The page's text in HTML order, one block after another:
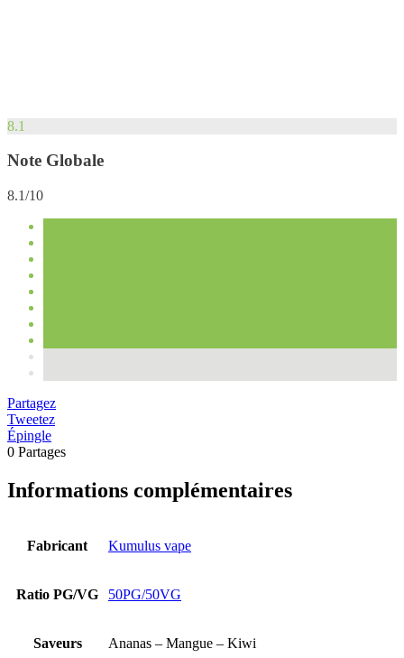
8.1
Note Globale
8.1/10
Partagez
Tweetez
Épingle
0 Partages
Informations complémentaires
Fabricant Kumulus vape
Ratio PG/VG 50PG/50VG
Saveurs Ananas – Mangue – Kiwi